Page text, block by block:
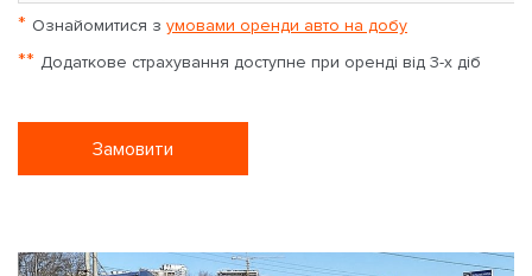
* Ознайомитися з умовами оренди авто на добу
** Додаткове страхування доступне при оренді від 3-х діб
Замовити